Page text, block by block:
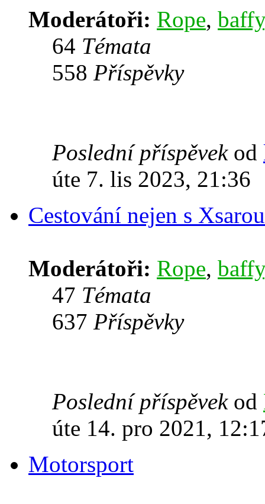
Moderátoři: Rope, baffy
64 Témata
558 Příspěvky
Poslední příspěvekod
úte 7. lis 2023, 21:36
Cestování nejen s Xsarou
Moderátoři: Rope, baffy
47 Témata
637 Příspěvky
Poslední příspěvekod
úte 14. pro 2021,
Motorsport